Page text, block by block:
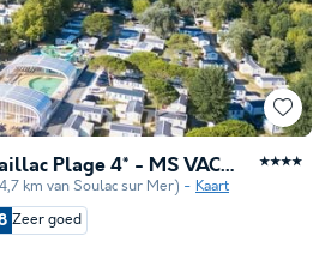
Camping Club Pontaillac Plage 4* - MS VACANCES ★★★★
km van Soulac sur Mer) Kaart
Zeer goed